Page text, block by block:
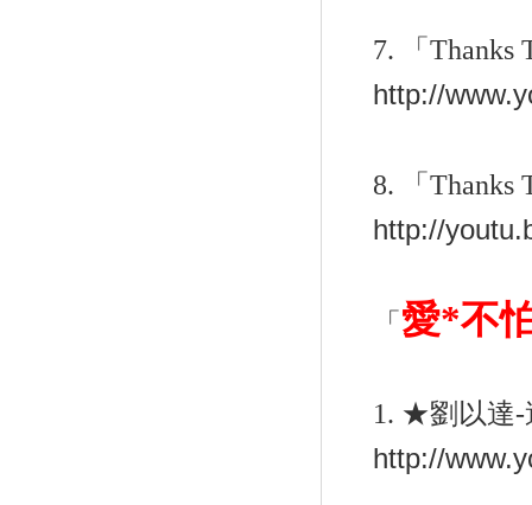
7. 「Thanks
http://
8. 「Thanks
http://
「 愛*不
1. ★劉以達-
http://